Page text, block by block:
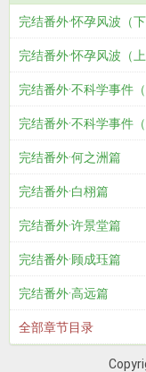
完结番外·怀孕风波（下
完结番外·怀孕风波（上
完结番外·不科学事件（
完结番外·不科学事件（
完结番外·何之洲篇
完结番外·白栩篇
完结番外·许景堂篇
完结番外·顾成珏篇
完结番外·高远篇
全部章节目录